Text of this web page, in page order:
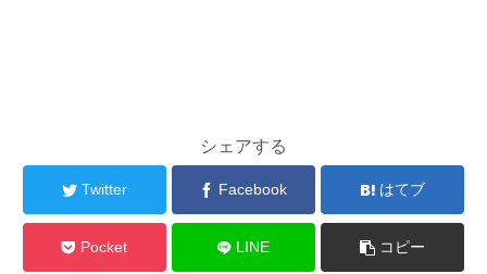
シェアする
Twitter Facebook はてブ
Pocket LINE コピー